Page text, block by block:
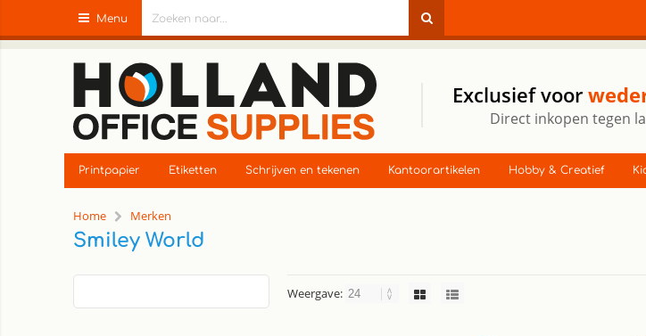
Menu
Exclusief voor
Direct inkopen tegen
Printpapier Etiketten Schrijven en tekenen Kantoorartikelen Hobby & Creatief
Home Merken
Smiley World
Weergave: